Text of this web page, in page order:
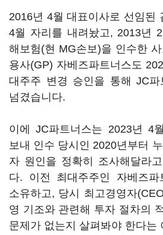
2016년 4월 대표이사로 선임된
4월 자리를 내려놨고, 2013년
해보험(현 MG손보)을 인수한
용사(GP) 자베즈파트너스도
대주주 변경 승인을 통해 JC파
넘겼습니다.
이에 JC파트너스는 2023년 4
보내 인수 당시인 2020년부터
자 원인을 정확히 조사해달라
다. 이전 최대주주인 자베즈파
소유하고, 당시 최고경영자
영 기조와 관련해 투자 절차의
문제가 없는지 살펴봐야 한다는